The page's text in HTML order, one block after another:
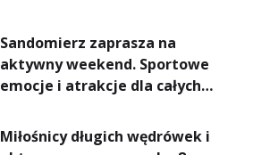
Sandomierz zaprasza na
aktywny weekend. Sportowe
emocje i atrakcje dla całych
Miłośnicy długich wędrówek i